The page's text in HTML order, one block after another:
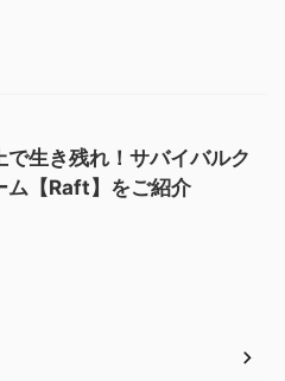
で生き残れ！サバイバルク
ム【Raft】をご紹介